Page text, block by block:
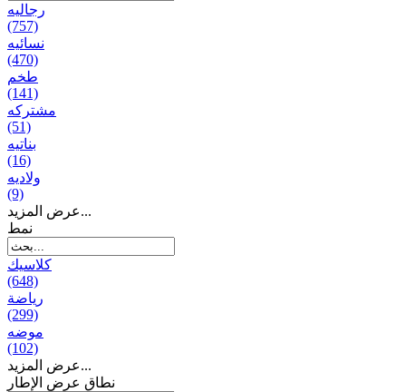
رجالیه
(757)
نسائیه
(470)
طخم
(141)
مشتركه
(51)
بناتیه
(16)
ولادیه
(9)
عرض المزيد...
نمط
كلاسيك
(648)
رياضة
(299)
موضه
(102)
عرض المزيد...
نطاق عرض الإطار